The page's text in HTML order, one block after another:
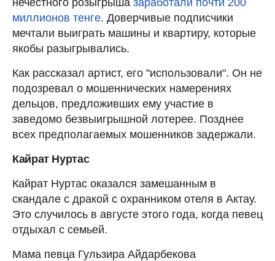
миллионов тенге. Доверчивые подписчики
мечтали выиграть машины и квартиру, которые
якобы разыгрывались.
Как рассказал артист, его "использовали". Он не
подозревал о мошеннических намерениях
дельцов, предложивших ему участие в
заведомо безвыигрышной лотерее. Позднее
всех предполагаемых мошенников задержали.
Кайрат Нуртас
Кайрат Нуртас оказался замешанным в
скандале с дракой с охранником отеля в Актау.
Это случилось в августе этого года, когда певец
отдыхал с семьей.
Мама певца Гульзира Айдарбекова